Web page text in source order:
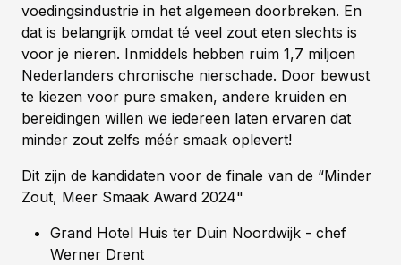
voedingsindustrie in het algemeen doorbreken. En
dat is belangrijk omdat té veel zout eten slechts is
voor je nieren. Inmiddels hebben ruim 1,7 miljoen
Nederlanders chronische nierschade. Door bewust
te kiezen voor pure smaken, andere kruiden en
bereidingen willen we iedereen laten ervaren dat
minder zout zelfs méér smaak oplevert!
Dit zijn de kandidaten voor de finale van de “Minder
Zout, Meer Smaak Award 2024"
Grand Hotel Huis ter Duin Noordwijk - chef
Werner Drent